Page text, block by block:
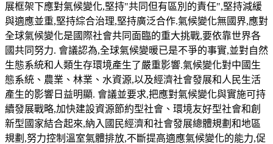
展框架下應對氣候變化,堅持"共同但有區別的責任",堅持減緩
與適應並重,堅持綜合治理,堅持廣泛合作.氣候變化無國界,應對
全球氣候變化是國際社會共同面臨的重大挑戰,要依靠世界各
國共同努力. 會議認為,全球氣候變暖已是不爭的事實,並對自然
生態系統和人類生存環境產生了嚴重影響.氣候變化對中國生
態系統、農業、林業、水資源,以及經濟社會發展和人民生活
產生的影響日益明顯. 會議並要求,把應對氣候變化與實施可持
續發展戰略,加快建設資源節約型社會、環境友好型社會和創
新型國家結合起來,納入國民經濟和社會發展總體規劃和地區
規劃,努力控制溫室氣體排放,不斷提高適應氣候變化的能力,促